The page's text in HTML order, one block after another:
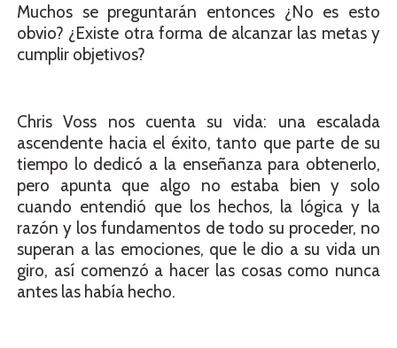
Muchos se preguntarán entonces ¿No es esto
obvio? ¿Existe otra forma de alcanzar las metas y
cumplir objetivos?
Chris Voss nos cuenta su vida: una escalada
ascendente hacia el éxito, tanto que parte de su
tiempo lo dedicó a la enseñanza para obtenerlo,
pero apunta que algo no estaba bien y solo
cuando entendió que los hechos, la lógica y la
razón y los fundamentos de todo su proceder, no
superan a las emociones, que le dio a su vida un
giro, así comenzó a hacer las cosas como nunca
antes las había hecho.